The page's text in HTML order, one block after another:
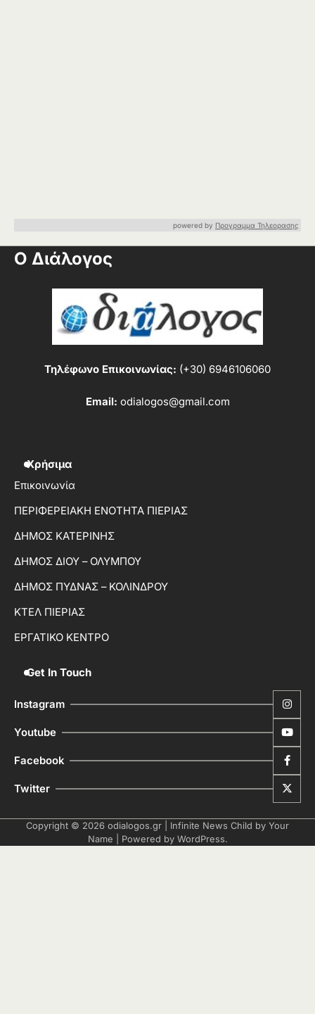
powered by Προγραμμα Τηλεορασης
Ο Διάλογος
Τηλέφωνο Επικοινωνίας: (+30) 6946106060
Email: odialogos@gmail.com
Χρήσιμα
Επικοινωνία
ΠΕΡΙΦΕΡΕΙΑΚΗ ΕΝΟΤΗΤΑ ΠΙΕΡΙΑΣ
ΔΗΜΟΣ ΚΑΤΕΡΙΝΗΣ
ΔΗΜΟΣ ΔΙΟΥ – ΟΛΥΜΠΟΥ
ΔΗΜΟΣ ΠΥΔΝΑΣ – ΚΟΛΙΝΔΡΟΥ
ΚΤΕΛ ΠΙΕΡΙΑΣ
ΕΡΓΑΤΙΚΟ ΚΕΝΤΡΟ
Get In Touch
Instagram
Youtube
Facebook
Twitter
Copyright © 2026 odialogos.gr | Infinite News Child by Your
Name | Powered by WordPress.